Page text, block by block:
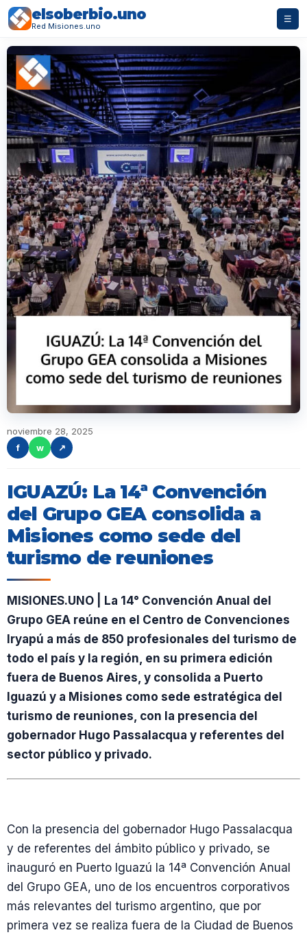
elsoberbio.uno
Red Misiones.uno
☰
noviembre 28, 2025
f
w ↗
IGUAZÚ: La 14ª Convención
del Grupo GEA consolida a
Misiones como sede del
turismo de reuniones
MISIONES.UNO | La 14° Convención Anual del
Grupo GEA reúne en el Centro de Convenciones
Iryapú a más de 850 profesionales del turismo de
todo el país y la región, en su primera edición
fuera de Buenos Aires, y consolida a Puerto
Iguazú y a Misiones como sede estratégica del
turismo de reuniones, con la presencia del
gobernador Hugo Passalacqua y referentes del
sector público y privado.
Con la presencia del gobernador Hugo Passalacqua
y de referentes del ámbito público y privado, se
inauguró en Puerto Iguazú la 14ª Convención Anual
del Grupo GEA, uno de los encuentros corporativos
más relevantes del turismo argentino, que por
primera vez se realiza fuera de la Ciudad de Buenos